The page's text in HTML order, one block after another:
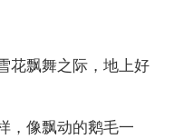
花飘舞之际，地上好
，像飘动的鹅毛一